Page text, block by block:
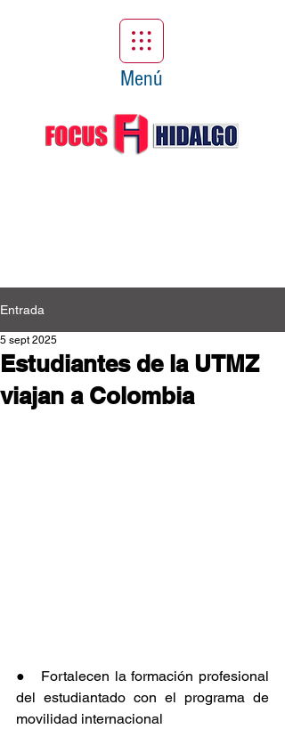
Menú
Entrada
Estudiantes de la UTMZ
viajan a Colombia
5 sept 2025
●   Fortalecen la formación profesional
del estudiantado con el programa de
movilidad internacional